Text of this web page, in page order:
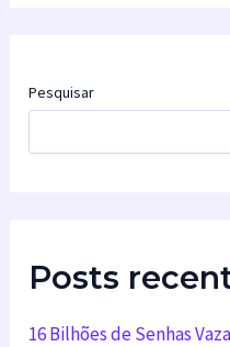
Pesquisar
Posts
16 Bilhões de Senhas